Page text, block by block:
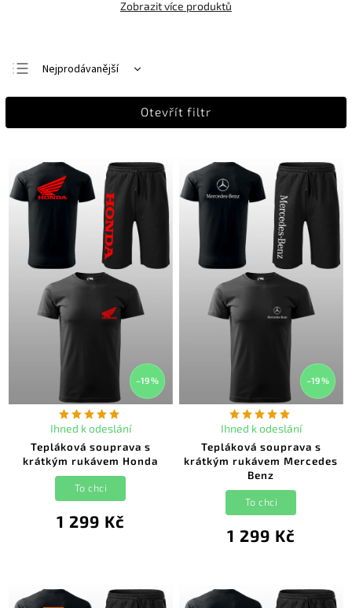
Zobrazit více produktů
Nejlevnější
Nejprodávanější
Otevřít filtr
–19 %
Tepláková souprava s
krátkým rukávem Honda
Ihned k odeslání
1 299 Kč
To chci
–19 %
Tepláková souprava s
krátkým rukávem Mercedes
Benz
Ihned k odeslání
1 299 Kč
To chci